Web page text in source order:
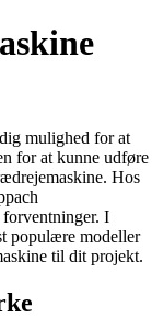
mulighed for at
for at kunne udføre
Hos
I
populære modeller
til dit projekt.